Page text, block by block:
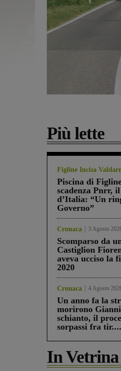
Più lette
Figline Incisa
Piscina di
scadenza Pnrr,
d’Italia: “Un
Governo”
Cronaca 3 Agosto
Scomparso da
Castiglion
aveva ucciso la
2020
Cronaca 4 Agosto
Un anno fa la
morirono
schianto, il
sorpassi fra tir....
In Vetrina